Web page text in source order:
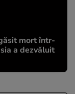
mort într-
a dezvăluit